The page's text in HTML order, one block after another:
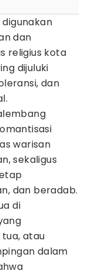
dan
religius kota
dijuluki
dan
warisan
sekaligus
dan beradab.
di
atau
dalam